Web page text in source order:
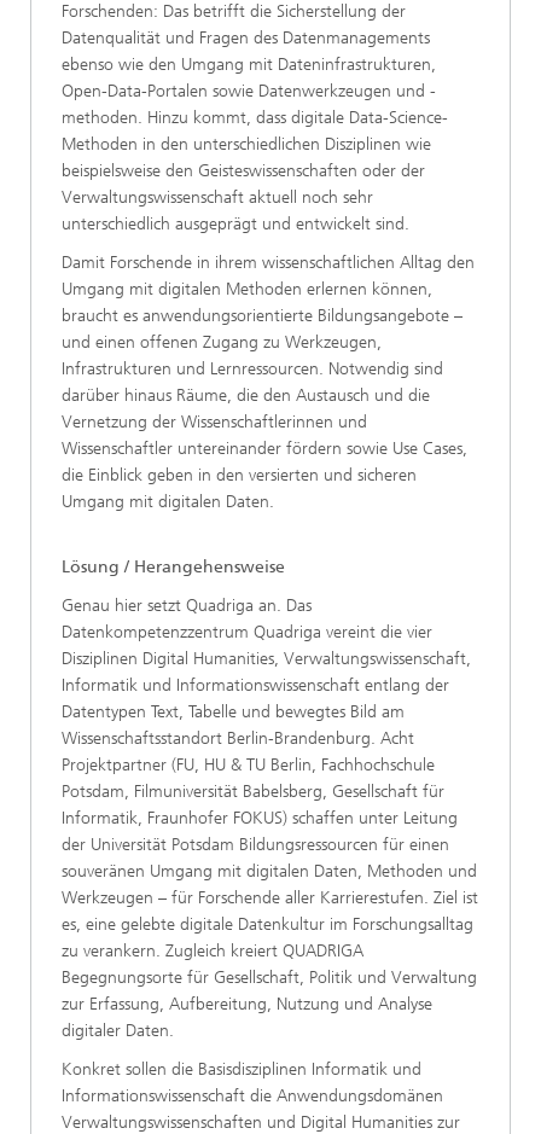
Forschenden: Das betrifft die Sicherstellung der
Datenqualität und Fragen des Datenmanagements
ebenso wie den Umgang mit Dateninfrastrukturen,
Open-Data-Portalen sowie Datenwerkzeugen und -
methoden. Hinzu kommt, dass digitale Data-Science-
Methoden in den unterschiedlichen Disziplinen wie
beispielsweise den Geisteswissenschaften oder der
Verwaltungswissenschaft aktuell noch sehr
unterschiedlich ausgeprägt und entwickelt sind.
Damit Forschende in ihrem wissenschaftlichen Alltag den
Umgang mit digitalen Methoden erlernen können,
braucht es anwendungsorientierte Bildungsangebote –
und einen offenen Zugang zu Werkzeugen,
Infrastrukturen und Lernressourcen. Notwendig sind
darüber hinaus Räume, die den Austausch und die
Vernetzung der Wissenschaftlerinnen und
Wissenschaftler untereinander fördern sowie Use Cases,
die Einblick geben in den versierten und sicheren
Umgang mit digitalen Daten.
Lösung / Herangehensweise
Genau hier setzt Quadriga an. Das
Datenkompetenzzentrum Quadriga vereint die vier
Disziplinen Digital Humanities, Verwaltungswissenschaft,
Informatik und Informationswissenschaft entlang der
Datentypen Text, Tabelle und bewegtes Bild am
Wissenschaftsstandort Berlin-Brandenburg. Acht
Projektpartner (FU, HU & TU Berlin, Fachhochschule
Potsdam, Filmuniversität Babelsberg, Gesellschaft für
Informatik, Fraunhofer FOKUS) schaffen unter Leitung
der Universität Potsdam Bildungsressourcen für einen
souveränen Umgang mit digitalen Daten, Methoden und
Werkzeugen – für Forschende aller Karrierestufen. Ziel ist
es, eine gelebte digitale Datenkultur im Forschungsalltag
zu verankern. Zugleich kreiert QUADRIGA
Begegnungsorte für Gesellschaft, Politik und Verwaltung
zur Erfassung, Aufbereitung, Nutzung und Analyse
digitaler Daten.
Konkret sollen die Basisdisziplinen Informatik und
Informationswissenschaft die Anwendungsdomänen
Verwaltungswissenschaften und Digital Humanities zur